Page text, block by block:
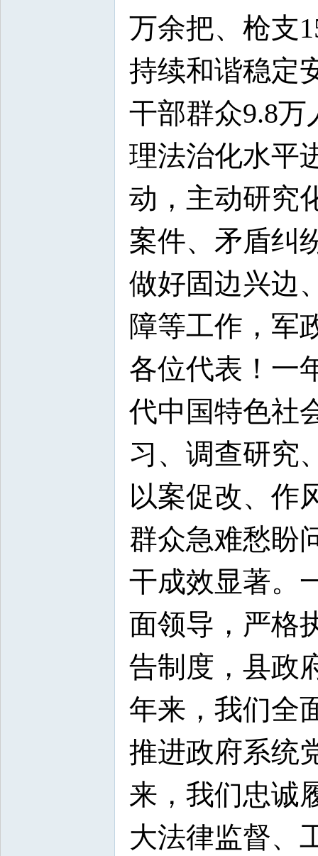
万余把、枪支
持续和谐稳定
干部群众9.8
理法治化水平
动，主动研究
案件、矛盾纠
做好固边兴边
障等工作，军
各位代表！一
代中国特色社
习、调查研究
以案促改、作
群众急难愁盼
干成效显著。
面领导，严格
告制度，县政
年来，我们全
推进政府系统
来，我们忠诚
大法律监督、